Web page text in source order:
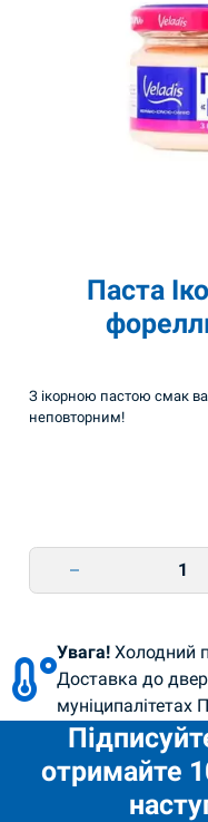
Паста
З ікорною пастою смак
неповторним!
Увага! Холодний
Доставка до
муніципалітетах
отримайте